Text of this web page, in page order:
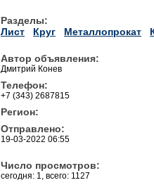
Разделы:
Лист
Круг Металлопрокат
Автор объявления:
Дмитрий Конев
Телефон:
+7 (343) 2687815
Регион:
Отправлено:
19-03-2022 06:55
Число просмотров:
сегодня: 1, всего: 1127